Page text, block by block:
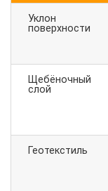
Уклон
поверхности
Щебёночный
слой
Геотекстиль